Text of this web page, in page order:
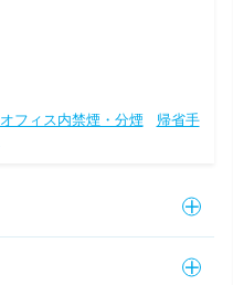
オフィス内禁煙・分煙
帰省手